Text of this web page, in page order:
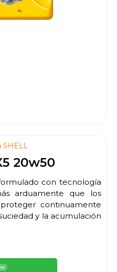
SHELL
20w50
con tecnología
arduamente que los
continuamente
y la acumulación